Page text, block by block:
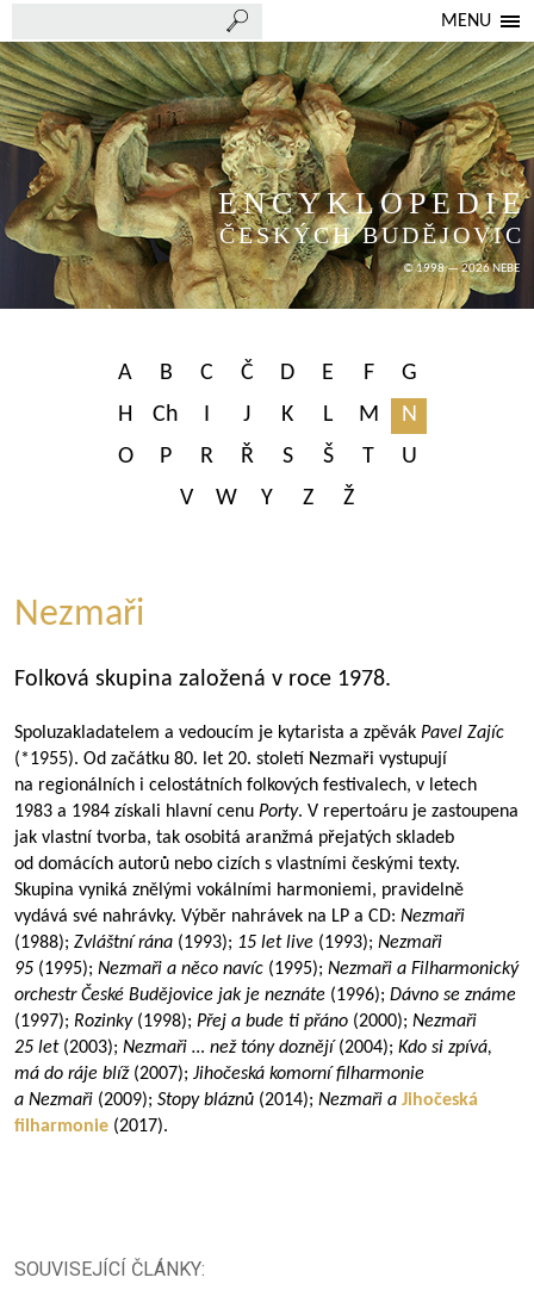
MENU
ENCYKLOPEDIE
ČESKÝCH BUDĚJOVIC
© 1998 — 2026 NEBE
A B C Č D E F
G
H
Ch I J K L M
N
O
P R Ř S Š T
U
V
W Y Z Ž
Nezmaři
Folková skupina založená v roce 1978.
Spoluzakladatelem a vedoucím je kytarista a zpěvák Pavel Zajíc
(*1955). Od začátku 80. let 20. století Nezmaři vystupují
na regionálních i celostátních folkových festivalech, v letech
1983 a 1984 získali hlavní cenu Porty. V repertoáru je zastoupena
jak vlastní tvorba, tak osobitá aranžmá přejatých skladeb
od domácích autorů nebo cizích s vlastními českými texty.
Skupina vyniká znělými vokálními harmoniemi, pravidelně
vydává své nahrávky. Výběr nahrávek na LP a CD: Nezmaři
(1988); Zvláštní rána (1993); 15 let live (1993); Nezmaři
95 (1995); Nezmaři a něco navíc (1995); Nezmaři a Filharmonický
orchestr České Budějovice jak je neznáte (1996); Dávno se známe
(1997); Rozinky (1998); Přej a bude ti přáno (2000); Nezmaři
25 let (2003); Nezmaři … než tóny doznějí (2004); Kdo si zpívá,
má do ráje blíž(2007); Jihočeská komorní filharmonie
a Nezmaři (2009); Stopy bláznů (2014); Nezmaři a Jihočeská
filharmonie (2017).
SOUVISEJÍCÍ ČLÁNKY: